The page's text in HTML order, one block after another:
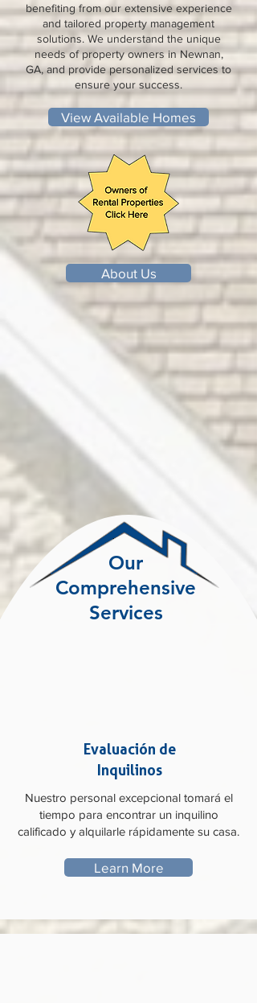
benefiting from our extensive experience
and tailored property management
solutions. We understand the unique
needs of property owners in Newnan,
GA, and provide personalized services to
ensure your success.
View Available Homes
About Us
Our
Comprehensive
Services
Evaluación de
Inquilinos
Nuestro personal excepcional tomará el
tiempo para encontrar un inquilino
calificado y alquilarle rápidamente su casa.
Learn More